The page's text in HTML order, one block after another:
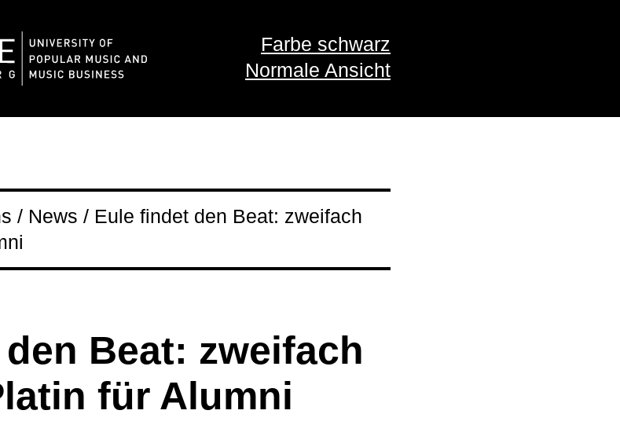
Farbe schwarz
Normale Ansicht
/ News / Eule findet den Beat: zweifach
Beat: zweifach
für Alumni